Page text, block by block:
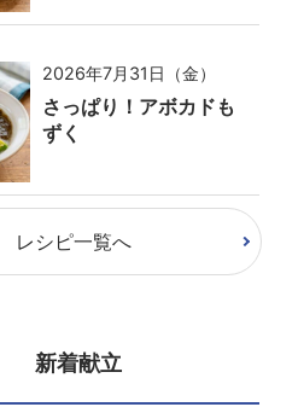
2026年7月31日（金）
さっぱり！アボカドも
ずく
レシピ一覧へ
新着献立